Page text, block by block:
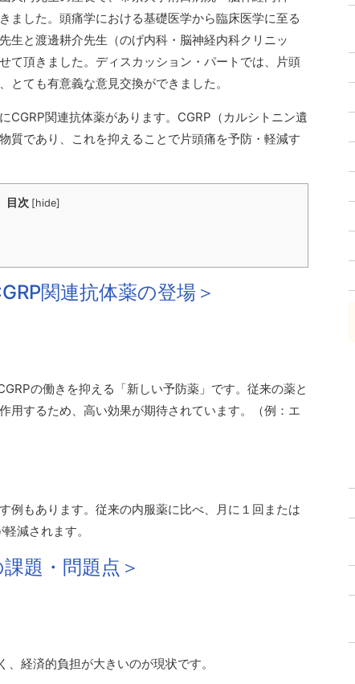
した。頭痛学における基礎医学から臨床医学に至る
生と渡邊耕介先生（のげ内科・脳神経内科クリニッ
頂きました。ディスカッション・パートでは、片頭
ても有意義な意見交換ができました。
CGRP関連抗体薬があります。CGRP（カルシトニン遺
質であり、これを抑えることで片頭痛を予防・軽減す
目次 [hide]
関連抗体薬の登場＞
の働きを抑える「新しい予防薬」です。従来の薬と
用するため、高い効果が期待されています。（例：エ
例もあります。従来の内服薬に比べ、月に１回または
減されます。
題・問題点＞
経済的負担が大きいのが現状です。